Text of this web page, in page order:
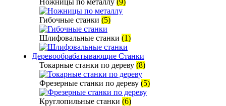
Ножницы по металлу (9)
Гибочные станки (5)
Шлифовальные станки (1)
Деревообрабатывающие Станки
Токарные станки по дереву (8)
Фрезерные станки по дереву (5)
Круглопильные станки (6)